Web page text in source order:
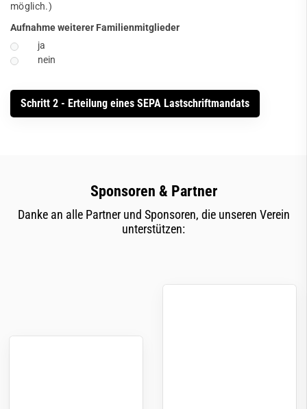
möglich.)
Aufnahme weiterer Familienmitglieder
ja
nein
Sponsoren & Partner
Danke an alle Partner und Sponsoren, die unseren Verein
unterstützen: